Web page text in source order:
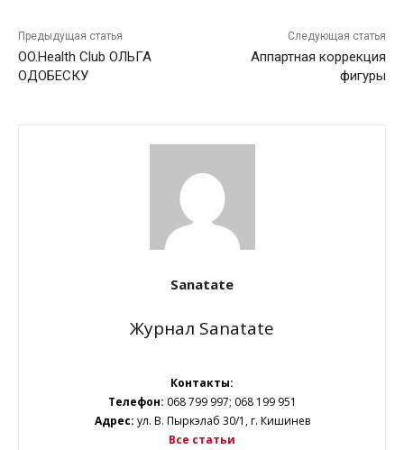
Предыдущая статья
OO.Health Club ОЛЬГА
ОДОБЕСКУ
Следующая статья
Аппартная коррекция
фигуры
Sanatate
Журнал Sanatate
Контакты:
Телефон: 068 799 997; 068 199 951
Адрес: ул. В. Пыркэлаб 30/1, г. Кишинев
Все статьи